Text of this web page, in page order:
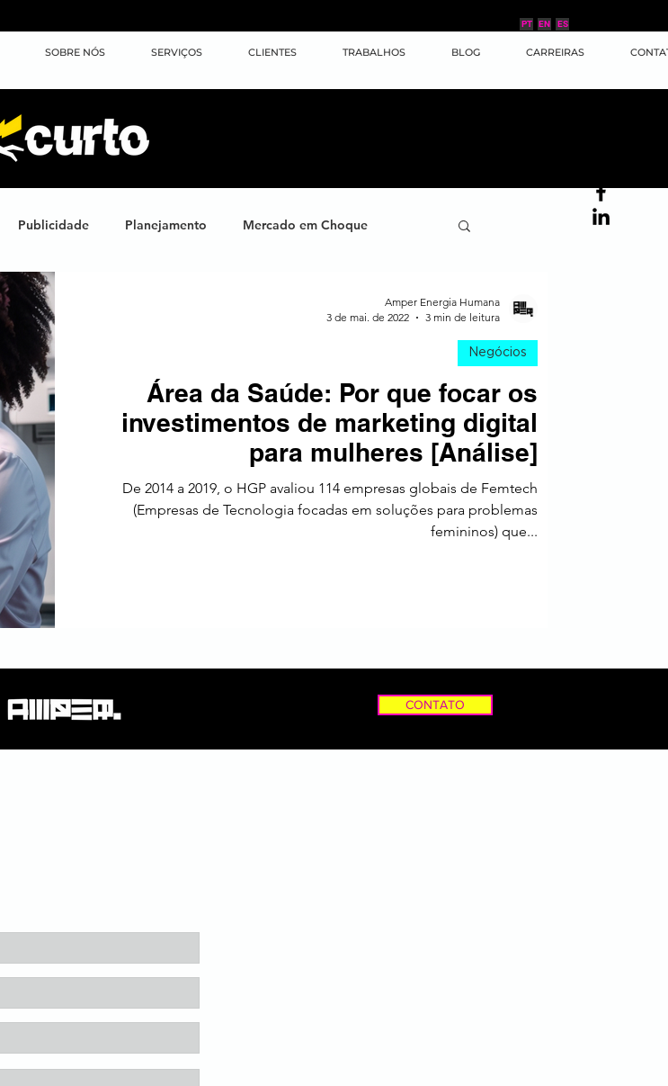
ES
EN
PT
SOBRE NÓS SERVIÇOS CLIENTES TRABALHOS BLOG CARREIRAS
Publicidade Planejamento Mercado em Choque
Brand XP Case de Sucesso
Marketing Esportivo
Tendências
Área da Saúde: Por que focar os
investimentos de marketing digital
para mulheres [Análise]
De 2014 a 2019, o HGP avaliou 114 empresas globais de Femtech
(Empresas de Tecnologia focadas em soluções para problemas
femininos) que...
Negócios
Amper Energia Humana
3 de mai. de 2022
3 min de leitura
CONTATO